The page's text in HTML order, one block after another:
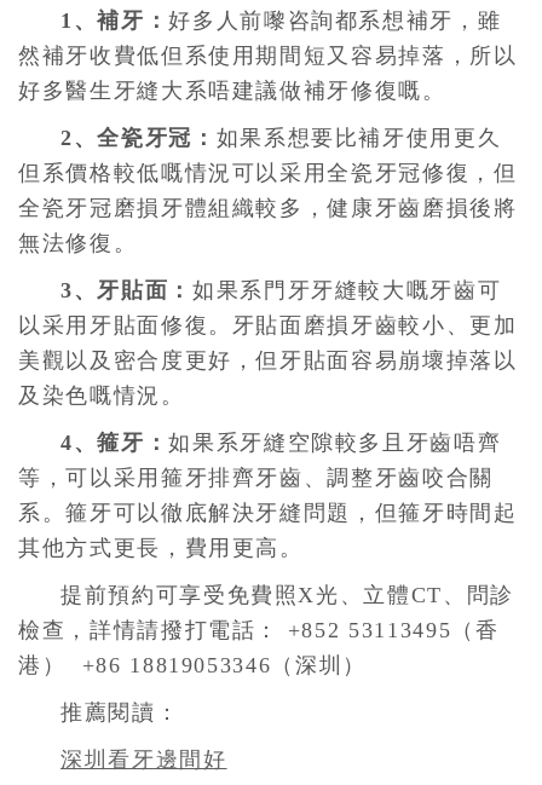
1、補牙：好多人前嚟咨詢都系想補牙，雖
然補牙收費低但系使用期間短又容易掉落，所以
好多醫生牙縫大系唔建議做補牙修復嘅。
2、全瓷牙冠： 如果系想要比補牙使用更久
但系價格較低嘅情況可以采用全瓷牙冠修復，但
全瓷牙冠磨損牙體組織較多，健康牙齒磨損後將
無法修復。
3、牙貼面： 如果系門牙牙縫較大嘅牙齒可
以采用牙貼面修復。牙貼面磨損牙齒較小、更加
美觀以及密合度更好，但牙貼面容易崩壞掉落以
及染色嘅情況。
4、箍牙：如果系牙縫空隙較多且牙齒唔齊
等，可以采用箍牙排齊牙齒、調整牙齒咬合關
系。箍牙可以徹底解決牙縫問題，但箍牙時間起
其他方式更長，費用更高。
提前預約可享受免費照X光、立體CT、問診
檢查，詳情請撥打電話： +852 53113495（香
港） +86 18819053346（深圳）
推薦閱讀：
深圳看牙邊間好